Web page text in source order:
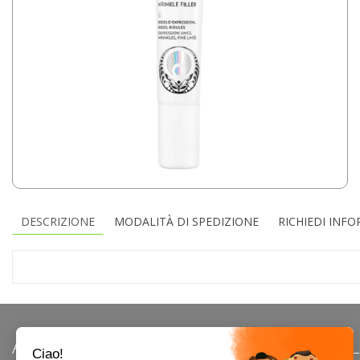
DESCRIZIONE MODALITÀ DI SPEDIZIONE RICHIEDI
AREA UTENTE LINK